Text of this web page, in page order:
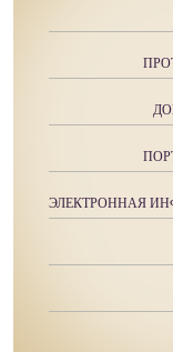
ЭЛЕКТРОННАЯ